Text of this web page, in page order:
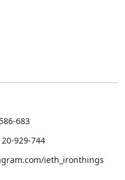
683
929-744
ieth_ironthings